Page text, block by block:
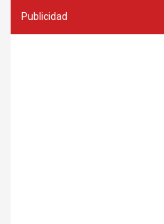
Publicidad